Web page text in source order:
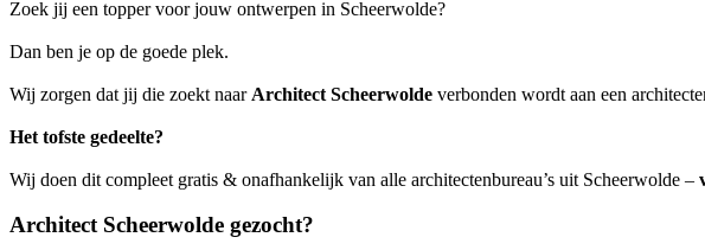
Zoek jij een topper voor jouw ontwerpen in Scheerwolde?
Dan ben je op de goede plek.
Wij zorgen dat jij die zoekt naar Architect Scheerwolde verbonden wordt aan een
Het tofste gedeelte?
Wij doen dit compleet gratis & onafhankelijk van alle architectenbureau’s uit Scheerwolde –
Architect Scheerwolde gezocht?